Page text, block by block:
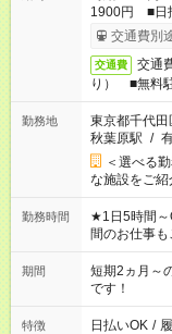
1900円 ■日
交通費別
交通費
交通
り） ■無料
勤務地
東京都千代田
秋葉原駅 /
＜選べる
な施設をご紹
勤務時間
★1日5時間～
間のお仕事
庭の都合でお
週最低15時
期間
短期2ヵ月～
です！
特徴 日払いOK /